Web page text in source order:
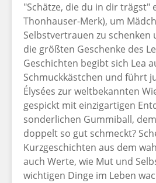
"Schätze, die du in dir trägst"
Thonhauser-Merk), um
Selbstvertrauen zu
die größten Geschenke des
Geschichten begibt sich Lea
Schmuckkästchen und führt
Élysées zur weltbekannten
gespickt mit einzigartigen
sonderlichen Gummiball,
doppelt so gut schmeckt?
Kurzgeschichten aus dem
auch Werte, wie Mut und
wichtigen Dinge im Leben